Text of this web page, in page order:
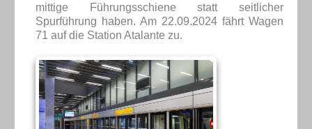
mittige Führungsschiene statt seitlicher
Spurführung haben. Am 22.09.2024 fährt Wagen
71 auf die Station Atalante zu.